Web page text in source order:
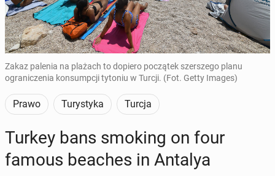
Zakaz palenia na plażach to dopiero początek szerszego planu
ograniczenia konsumpcji tytoniu w Turcji. (Fot. Getty Images)
Prawo Turystyka Turcja
Turkey bans smoking on four
famous beaches in Antalya